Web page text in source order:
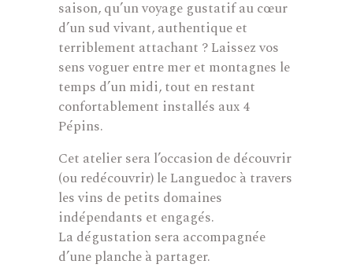
saison, qu’un voyage gustatif au cœur
d’un sud vivant, authentique et
terriblement attachant ? Laissez vos
sens voguer entre mer et montagnes le
temps d’un midi, tout en restant
confortablement installés aux 4
Pépins.
Cet atelier sera l’occasion de découvrir
(ou redécouvrir) le Languedoc à travers
les vins de petits domaines
indépendants et engagés.
La dégustation sera accompagnée
d’une planche à partager.